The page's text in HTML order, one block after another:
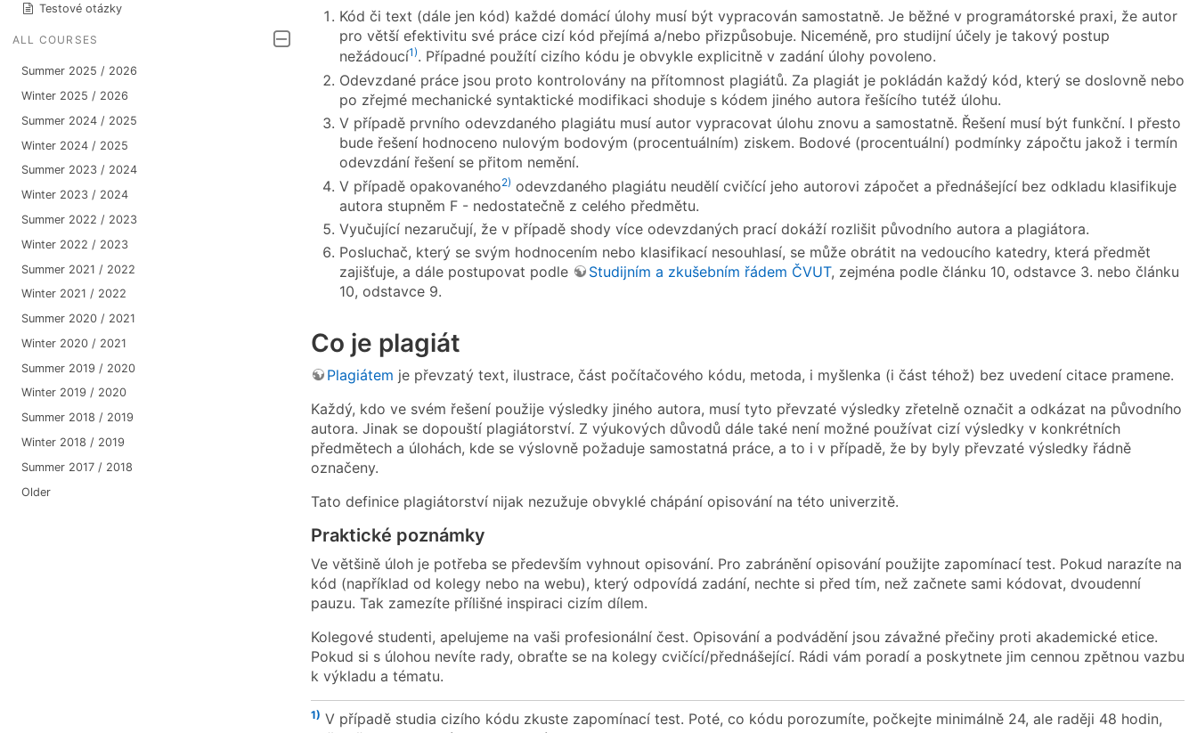
Testové otázky
ALL COURSES
Summer 2025 / 2026
Winter 2025 / 2026
Summer 2024 / 2025
Winter 2024 / 2025
Summer 2023 / 2024
Winter 2023 / 2024
Summer 2022 / 2023
Winter 2022 / 2023
Summer 2021 / 2022
Winter 2021 / 2022
Summer 2020 / 2021
Winter 2020 / 2021
Summer 2019 / 2020
Winter 2019 / 2020
Summer 2018 / 2019
Winter 2018 / 2019
Summer 2017 / 2018
Older
Kód či text (dále jen kód) každé domácí úlohy musí být vypracován samostatně. Je běžné v programátorské praxi, že autor
pro větší efektivitu své práce cizí kód přejímá a/nebo přizpůsobuje. Niceméně, pro studijní účely je takový postup
nežádoucí1). Případné použítí cizího kódu je obvykle explicitně v zadání úlohy povoleno.
Odevzdané práce jsou proto kontrolovány na přítomnost plagiátů. Za plagiát je pokládán každý kód, který se doslovně nebo
po zřejmé mechanické syntaktické modifikaci shoduje s kódem jiného autora řešícího tutéž úlohu.
V případě prvního odevzdaného plagiátu musí autor vypracovat úlohu znovu a samostatně. Řešení musí být funkční. I přesto
bude řešení hodnoceno nulovým bodovým (procentuálním) ziskem. Bodové (procentuální) podmínky zápočtu jakož i termín
odevzdání řešení se přitom nemění.
V případě opakovaného2) odevzdaného plagiátu neudělí cvičící jeho autorovi zápočet a přednášející bez odkladu klasifikuje
autora stupněm F - nedostatečně z celého předmětu.
Vyučující nezaručují, že v případě shody více odevzdaných prací dokáží rozlišit původního autora a plagiátora.
Posluchač, který se svým hodnocením nebo klasifikací nesouhlasí, se může obrátit na vedoucího katedry, která předmět
zajišťuje, a dále postupovat podle
Studijním a zkušebním řádem ČVUT, zejména podle článku 10, odstavce 3. nebo článku
10, odstavce 9.
Co je plagiát
Plagiátem je převzatý text, ilustrace, část počítačového kódu, metoda, i myšlenka (i část téhož) bez uvedení citace pramene.
Každý, kdo ve svém řešení použije výsledky jiného autora, musí tyto převzaté výsledky zřetelně označit a odkázat na původního
autora. Jinak se dopouští plagiátorství. Z výukových důvodů dále také není možné používat cizí výsledky v konkrétních
předmětech a úlohách, kde se výslovně požaduje samostatná práce, a to i v případě, že by byly převzaté výsledky řádně
označeny.
Tato definice plagiátorství nijak nezužuje obvyklé chápání opisování na této univerzitě.
Praktické poznámky
Ve většině úloh je potřeba se především vyhnout opisování. Pro zabránění opisování použijte zapomínací test. Pokud narazíte na
kód (například od kolegy nebo na webu), který odpovídá zadání, nechte si před tím, než začnete sami kódovat, dvoudenní
pauzu. Tak zamezíte přílišné inspiraci cizím dílem.
Kolegové studenti, apelujeme na vaši profesionální čest. Opisování a podvádění jsou závažné přečiny proti akademické etice.
Pokud si s úlohou nevíte rady, obraťte se na kolegy cvičící/přednášející. Rádi vám poradí a poskytnete jim cennou zpětnou vazbu
k výkladu a tématu.
1) V případě studia cizího kódu zkuste zapomínací test. Poté, co kódu porozumíte, počkejte minimálně 24, ale raději 48 hodin,